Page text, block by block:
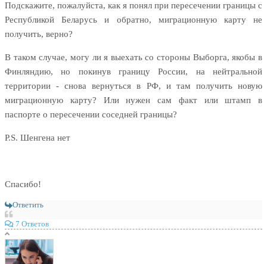
Подскажите, пожалуйста, как я понял при пересечении границы с
Республикой Беларусь и обратно, миграционную карту не
получить, верно?
В таком случае, могу ли я выехать со стороны Выборга, якобы в
Финляндию, но покинув границу России, на нейтральной
территории - снова вернуться в РФ, и там получить новую
миграционную карту? Или нужен сам факт или штамп в
паспорте о пересечении соседней границы?
P.S. Шенгена нет
Спасибо!
Ответить
7 Ответов